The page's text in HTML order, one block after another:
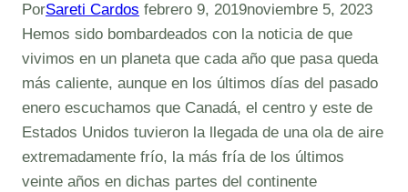
PorSareti Cardos febrero 9, 2019noviembre 5, 2023
Hemos sido bombardeados con la noticia de que
vivimos en un planeta que cada año que pasa queda
más caliente, aunque en los últimos días del pasado
enero escuchamos que Canadá, el centro y este de
Estados Unidos tuvieron la llegada de una ola de aire
extremadamente frío, la más fría de los últimos
veinte años en dichas partes del continente